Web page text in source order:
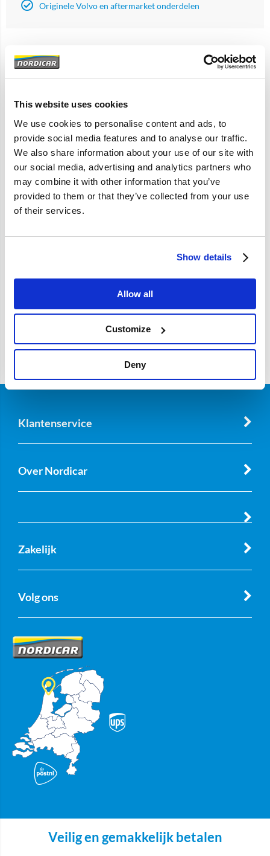
This website uses cookies
We use cookies to personalise content and ads, to
provide social media features and to analyse our traffic.
We also share information about your use of our site with
our social media, advertising and analytics partners who
may combine it with other information that you’ve
provided to them or that they’ve collected from your use
of their services.
Show details
Allow all
Customize
Deny
Originele Volvo en aftermarket onderdelen
Artikelomschrijving
Specificaties
Merk Volvo-origineel
Artikelcode 688023
OE referentie
Klantenservice
Over Nordicar
Zakelijk
Volg ons
Veilig en gemakkelijk betalen